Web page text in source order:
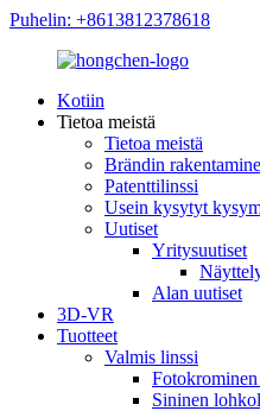
Puhelin: +8613812378618
Kotiin
Tietoa meistä
Tietoa meistä
Brändin
Patenttilinssi
Usein kysytyt
Uutiset
Yritysuutiset
Alan uutiset
3D-VR
Tuotteet
Valmis linssi
Sininen